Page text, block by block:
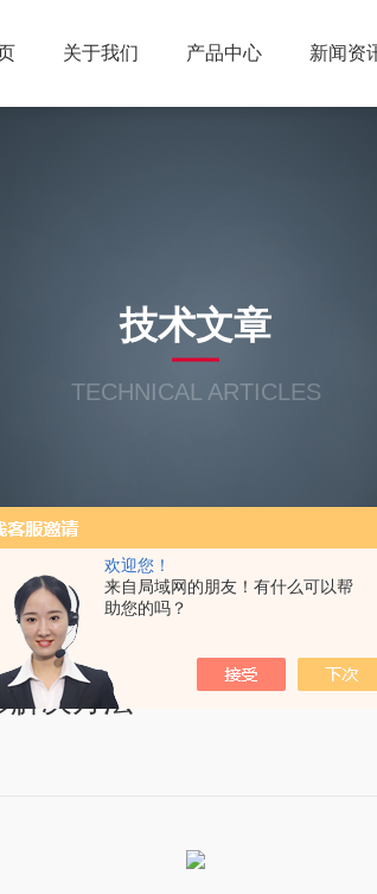
欢迎您！
来自局域网的朋友！有什么可以帮
助您的吗？
关于我们 产品中心 新闻资
技术文章
TECHNICAL ARTICLES
解决方法